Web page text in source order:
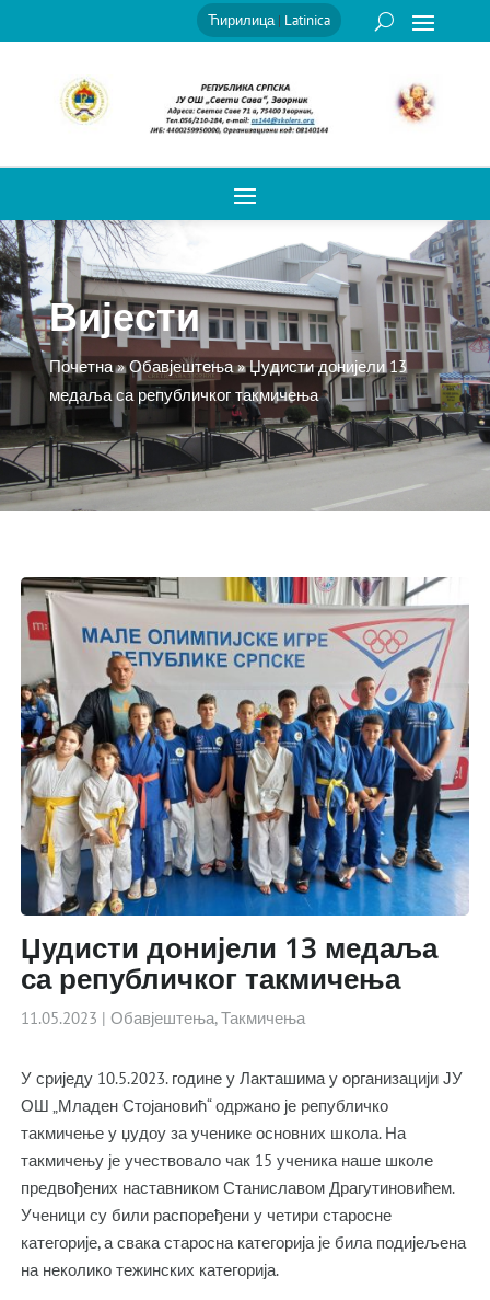
Ћирилица| Latinica
Вијести
Почетна»Обавјештења»Џудисти донијели 13
медаља са републичког такмичења
Џудисти донијели 13 медаља
са републичког такмичења
11.05.2023 | Обавјештења,Такмичења
У сриједу 10.5.2023. године у Лакташима у организацији ЈУ
ОШ „Младен Стојановић“ одржано је републичко
такмичење у џудоу за ученике основних школа. На
такмичењу је учествовало чак 15 ученика наше школе
предвођених наставником Станиславом Драгутиновићем.
Ученици су били распоређени у четири старосне
категорије, а свака старосна категорија је била подијељена
на неколико тежинских категорија.